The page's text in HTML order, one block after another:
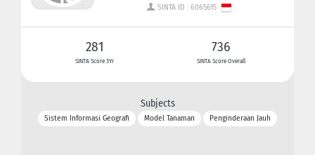
SINTA ID : 6065615
281
SINTA Score 3Yr
736
SINTA Score Overall
Subjects
Sistem Informasi Geografi Model Tanaman Penginderaan Jauh